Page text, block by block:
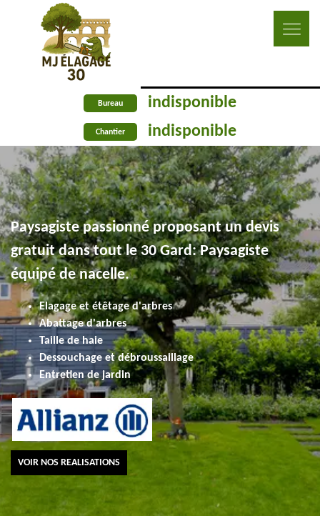
Bureau indisponible
Chantier indisponible
Paysagiste passionné proposant un devis
gratuit dans tout le 30 Gard: Paysagiste
équipé de nacelle.
Elagage et étêtage d'arbres
Abattage d'arbres
Taille de haie
Dessouchage et débroussaillage
Entretien de jardin
VOIR NOS REALISATIONS